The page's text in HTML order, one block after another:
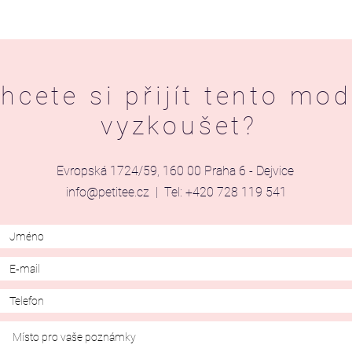
si přijít tento
vyzkoušet?
Evropská 1724/59, 160 00 Praha 6 - Dejvice
info@petitee.cz | Tel: +420 728 119 541